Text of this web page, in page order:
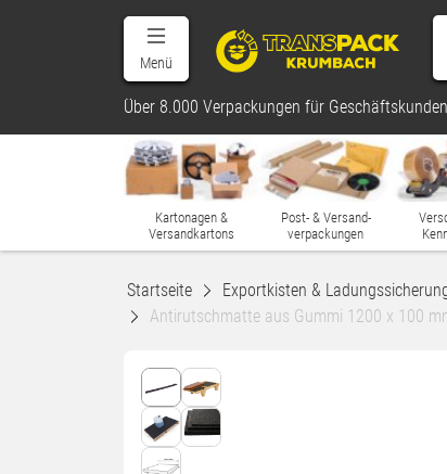
Menü
Über 8.000 Verpackungen für
Kartonagen &
Versandkartons
Post- & Versand-
verpackungen
Startseite Exportkisten &
Antirutschmatte aus Gummi 1200 x 100